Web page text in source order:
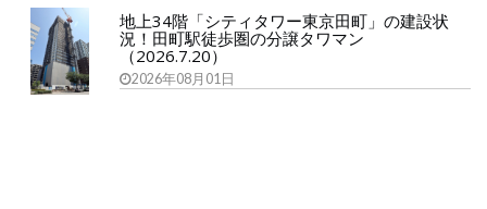
地上34階「シティタワー東京田町」の建設状
況！田町駅徒歩圏の分譲タワマン
（2026.7.20）
2026年08月01日